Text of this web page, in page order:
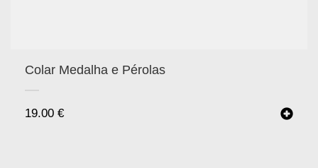
Colar Medalha e Pérolas
19.00 €